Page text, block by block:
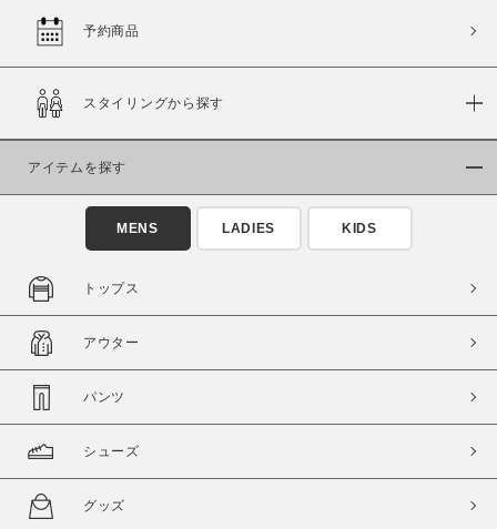
価格
～
商品タイプ
通常商品 予約商品
在庫
在庫あり 在庫なし含む
予約商品
スタイリングから探す
アイテムを探す
MENS LADIES KIDS
トップス
アウター
パンツ
シューズ
グッズ